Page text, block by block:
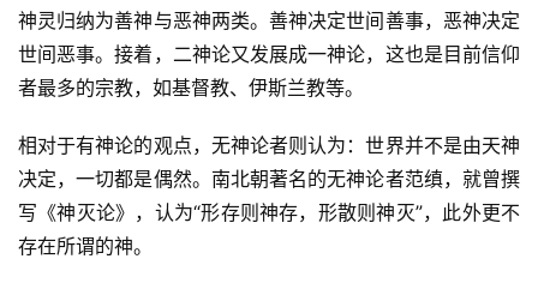
神灵归纳为善神与恶神两类。善神决定世间善事，恶神决定
世间恶事。接着，二神论又发展成一神论，这也是目前信仰
者最多的宗教，如基督教、伊斯兰教等。
相对于有神论的观点，无神论者则认为：世界并不是由天神
决定，一切都是偶然。南北朝著名的无神论者范缜，就曾撰
写《神灭论》，认为“形存则神存，形散则神灭”，此外更不
存在所谓的神。